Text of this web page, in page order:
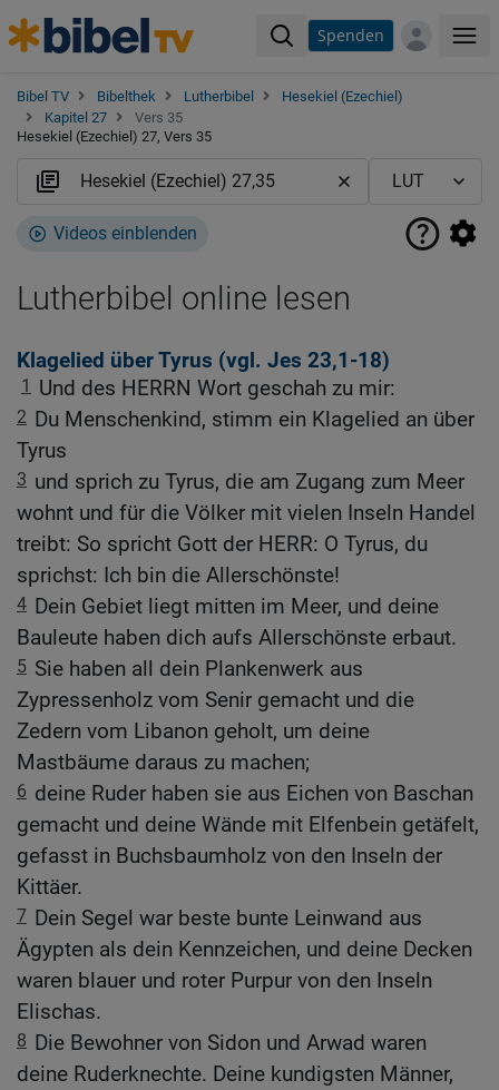
Spenden
Bibel TV Bibelthek Lutherbibel
Hesekiel (Ezechiel)
Kapitel 27
Vers 35
Hesekiel (Ezechiel) 27, Vers 35
Videos einblenden
Lutherbibel online lesen
Klagelied über Tyrus (vgl. Jes 23,1-18)
1 Und des HERRN Wort geschah zu mir:
2 Du Menschenkind, stimm ein Klagelied an über
Tyrus
3 und sprich zu Tyrus, die am Zugang zum Meer
wohnt und für die Völker mit vielen Inseln Handel
treibt: So spricht Gott der HERR: O Tyrus, du
sprichst: Ich bin die Allerschönste!
4 Dein Gebiet liegt mitten im Meer, und deine
Bauleute haben dich aufs Allerschönste erbaut.
5 Sie haben all dein Plankenwerk aus
Zypressenholz vom Senir gemacht und die
Zedern vom Libanon geholt, um deine
Mastbäume daraus zu machen;
6 deine Ruder haben sie aus Eichen von Baschan
gemacht und deine Wände mit Elfenbein getäfelt,
gefasst in Buchsbaumholz von den Inseln der
Kittäer.
7 Dein Segel war beste bunte Leinwand aus
Ägypten als dein Kennzeichen, und deine Decken
waren blauer und roter Purpur von den Inseln
Elischas.
8 Die Bewohner von Sidon und Arwad waren
deine Ruderknechte. Deine kundigsten Männer,